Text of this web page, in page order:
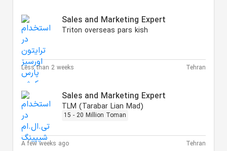
Sales and Marketing Expert
Triton overseas pars kish
Less than 2 weeks Tehran
Sales and Marketing Expert
TLM (Tarabar Lian Mad)
15 - 20 Million Toman
A few weeks ago Tehran